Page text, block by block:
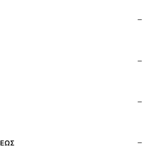
Ατσάλι με Φούρνο
(Alfatherm)
(Assos)
(StarStoves)
(ΟΒΕΛ)
Αερόθερμες (Agorastos)
Ψησίματος BBQ